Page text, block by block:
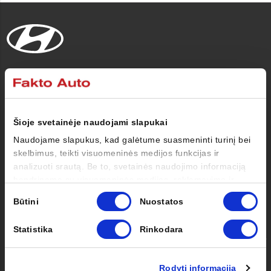
Šioje svetainėje naudojami slapukai
Naudojame slapukus, kad galėtume suasmeninti turinį bei
skelbimus, teikti visuomeninės medijos funkcijas ir
analizuoti srautą. Be to, svetainės naudojimo informaciją
analizės partneriais, kurie gali ją pridėti prie kitos jūsų
pateiktos arba naudojant paslaugas surinktos informacijos.
Būtini Nuostatos
Statistika Rinkodara
Rodyti informaciją
Automobiliai
Pirkėjui
Savininkui
Apie mus